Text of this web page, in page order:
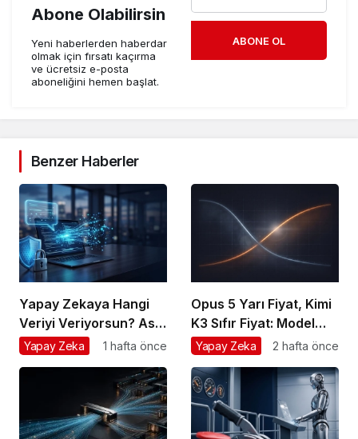
Abone Olabilirsin
Yeni haberlerden haberdar
olmak için fırsatı kaçırma
ve ücretsiz e-posta
aboneliğini hemen başlat.
ABONE OL
Benzer Haberler
Yapay Zekaya Hangi
Veriyi Veriyorsun? Asıl
Risk Ürettiğin Değil,
Yapay Zeka 1 hafta önce
Opus 5 Yarı Fiyat, Kimi
K3 Sıfır Fiyat: Model
Artık Rekabet Avantajın
Yapay Zeka 2 hafta önce